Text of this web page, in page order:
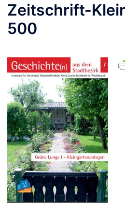
Zeitschrift-
500